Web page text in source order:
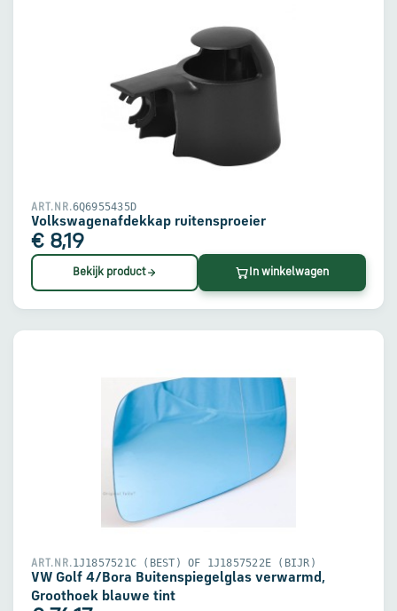
ART.NR.6Q6955435D
Volkswagenafdekkap ruitensproeier
€ 8,19
Bekijk product In winkelwagen
ART.NR.1J1857521C (BEST) OF 1J1857522E (BIJR)
VW Golf 4/Bora Buitenspiegelglas verwarmd,
Groothoek blauwe tint